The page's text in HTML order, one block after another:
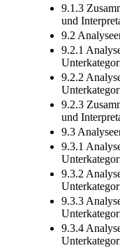
9.1.3
und
9.2
9.2.1
9.2.2
9.2.3
und
9.3
9.3.1
9.3.2
9.3.3
9.3.4